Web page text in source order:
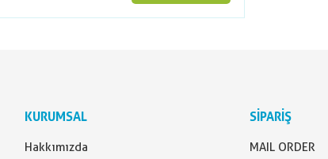
KURUMSAL
Hakkımızda
SİPARİŞ
MAIL ORDER